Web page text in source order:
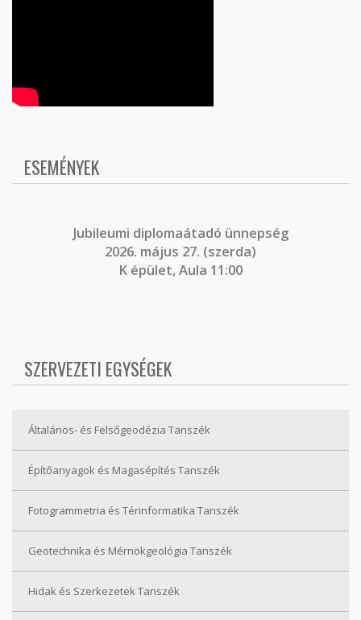
ESEMÉNYEK
Jubileumi diplomaátadó ünnepség
2026. május 27. (szerda)
K épület, Aula 11:00
SZERVEZETI EGYSÉGEK
Általános- és Felsőgeodézia Tanszék
Építőanyagok és Magasépítés Tanszék
Fotogrammetria és Térinformatika Tanszék
Geotechnika és Mérnökgeológia Tanszék
Hidak és Szerkezetek Tanszék